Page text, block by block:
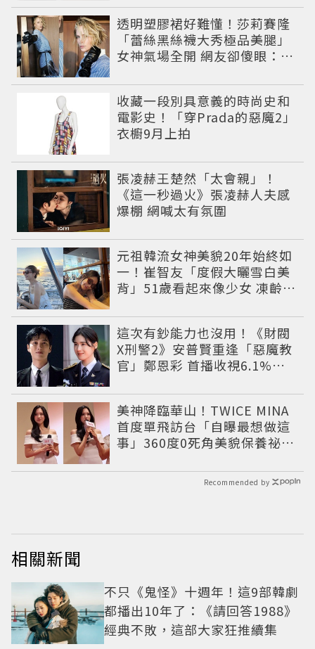
透明塑膠裙好難懂！莎莉賽隆
「蕾絲黑絲襪大秀極品美腿」
女神氣場全開 網友卻傻眼：造
收藏一段別具意義的時尚史和
電影史！「穿Prada的惡魔2」
衣櫥9月上拍
張凌赫王楚然「太會親」！
《這一秒過火》張凌赫人夫感
爆棚 網喊太有氛圍
元祖韓流女神美貌20年始終如
一！崔智友「度假大曬雪白美
背」51歲看起來像少女 凍齡近
這次有鈔能力也沒用！《財閥
X刑警2》安普賢重逢「惡魔教
官」鄭恩彩 首播收視6.1%超
美神降臨華山！TWICE MINA
首度單飛訪台「自曝最想做這
事」360度0死角美貌保養祕訣
Recommended by
相關新聞
不只《鬼怪》十週年！這9部韓劇
都播出10年了：《請回答1988》
經典不敗，這部大家狂推續集